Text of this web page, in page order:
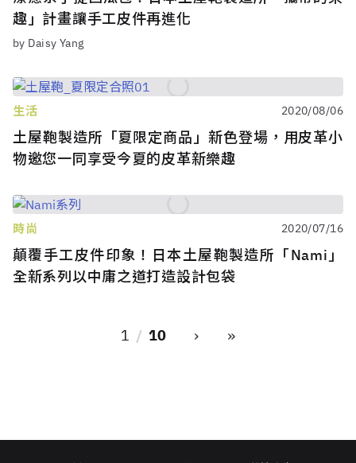
趣」計畫讓手工皮件再進化
by Daisy Yang
生活 2020/08/06
土屋鞄製造所「夏限定商品」新色登場，用皮革小
物邀您一同享受今夏的皮革新樂趣
時尚 2020/07/16
顛覆手工皮件印象！日本土屋鞄製造所「Nami」
全新系列以中庸之道打造設計包袋
› »
1 10